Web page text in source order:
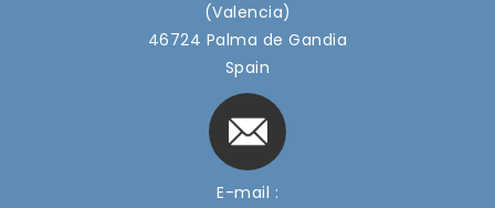
(Valencia)
46724 Palma de Gandia
Spain
E-mail :